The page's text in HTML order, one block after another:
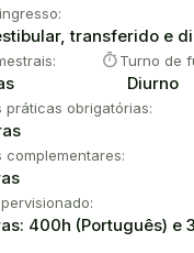
transferido e
timerTurno de
Diurno
práticas obrigatórias:
complementares:
400h (Português) e